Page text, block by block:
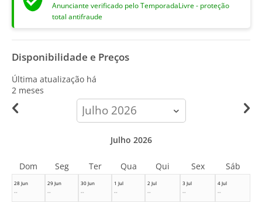
Anunciante verificado pelo TemporadaLivre - proteção
total antifraude
Disponibilidade e Preços
Última atualização há
2 meses
calendar-
month
28 Jun
--
29 Jun
--
30 Jun
--
1 Jul
--
2 Jul
--
3 Jul
--
4 Jul
--
Julho 2026
Dom Seg Ter Qua Qui Sex Sáb